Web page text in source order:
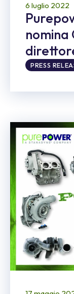
6 luglio 2022
nomina
PRESS